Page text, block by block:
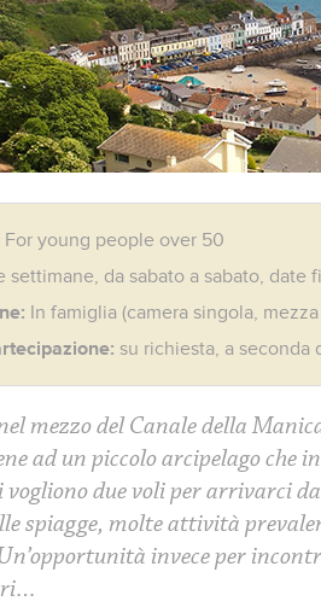
For young people over 50
settimane, da sabato a sabato, date
In famiglia (camera singola,
su richiesta, a
mezzo del Canale della
ad un piccolo arcipelago che
vogliono due voli per arrivarci
spiagge, molte attività
invece per